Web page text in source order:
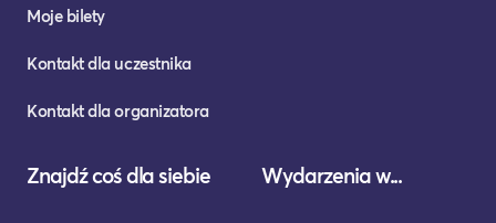
Moje bilety
Kontakt dla uczestnika
Kontakt dla organizatora
Znajdź coś dla siebie Wydarzenia w...